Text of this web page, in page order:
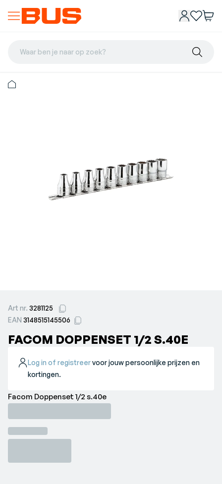
Waar ben je naar op zoek?
Art nr. 3281125
EAN 3148515145506
FACOM DOPPENSET 1/2 S.40E
Log in of registreervoor jouw persoonlijke prijzen en
kortingen.
Facom Doppenset 1/2 s.40e